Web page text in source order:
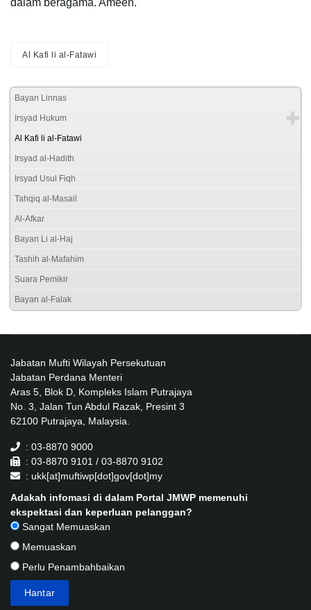
Al Kafi li al-Fatawi
Bayan Linnas
Irsyad Hukum
Al Kafi li al-Fatawi
Irsyad al-Hadith
Irsyad Usul Fiqh
Tahqiq al-Masail
Al-Afkar
Bayan Li al-Haj
Tashih al-Mafahim
Suara Pemikir
Bayan al-Falak
Jabatan Mufti Wilayah Persekutuan
Jabatan Perdana Menteri
Aras 5, Blok D, Kompleks Islam Putrajaya
No. 3, Jalan Tun Abdul Razak, Presint 3
62100 Putrajaya, Malaysia.
: 03-8870 9000
: 03-8870 9101 / 03-8870 9102
: ukk[at]muftiwp[dot]gov[dot]my
Adakah infomasi di dalam Portal JMWP memenuhi
ekspektasi dan keperluan pelanggan?
Sangat Memuaskan
Memuaskan
Perlu Penambahbaikan